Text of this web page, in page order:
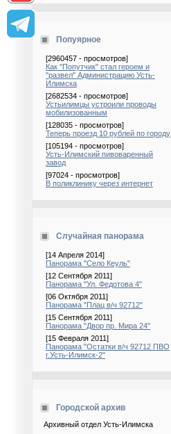
Попуярное
[2960457 - просмотров]
Как "Попутчик" стал героем и
"развел" Администрацию Усть-
Илимска
[2682534 - просмотров]
Устьилимцы устроили проводы
мобилизованным
[128035 - просмотров]
Теперь проезд 10 рублей по городу
[105194 - просмотров]
Усть-Илимский пивоваренный
завод
[97024 - просмотров]
В поликлинику через интернет
Случайная панорама
[14 Апреля 2014]
Панорама "Село Кеуль"
[12 Сентября 2011]
Панорама "Ул. Федотова 4"
[06 Октября 2011]
Панорама "Плац в/ч 92712"
[15 Сентября 2011]
Панорама "Двор пр. Мира 24"
[15 Февраля 2011]
Панорама "Остатки в/ч 92712 ПВО
г.Усть-Илимск-2"
Городской архив
Архивный отдел Усть-Илимска